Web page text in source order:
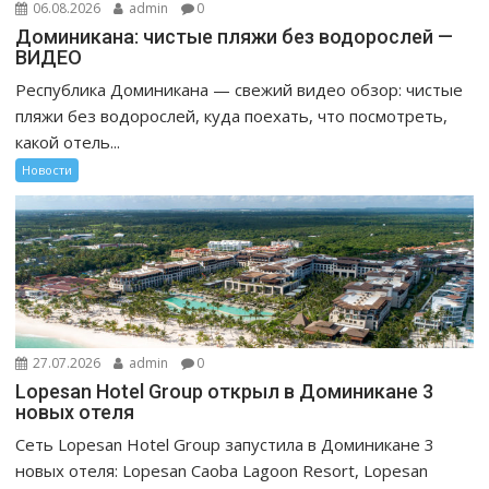
06.08.2026 admin 0
Доминикана: чистые пляжи без водорослей —
ВИДЕО
Республика Доминикана — свежий видео обзор: чистые
пляжи без водорослей, куда поехать, что посмотреть,
какой отель...
Новости
27.07.2026 admin 0
Lopesan Hotel Group открыл в Доминикане 3
новых отеля
Сеть Lopesan Hotel Group запустила в Доминикане 3
новых отеля: Lopesan Caoba Lagoon Resort, Lopesan